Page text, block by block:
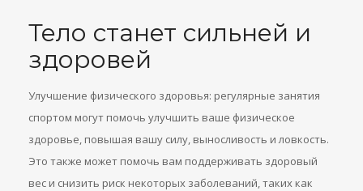
Тело станет сильней и
здоровей
Улучшение физического здоровья: регулярные занятия
спортом могут помочь улучшить ваше физическое
здоровье, повышая вашу силу, выносливость и ловкость.
Это также может помочь вам поддерживать здоровый
вес и снизить риск некоторых заболеваний, таких как